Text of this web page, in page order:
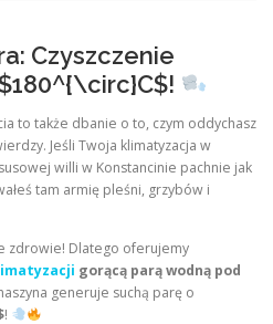
Czyszczenie
to także dbanie o to, czym oddychasz
Jeśli Twoja klimatyzacja w
willi w Konstancinie pachnie jak
tam armię pleśni, grzybów i
zdrowie! Dlatego oferujemy
gorącą parą wodną pod
generuje suchą parę o
!